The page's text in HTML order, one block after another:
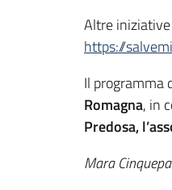
Altre
https://
Il programma
Romagna, in
Predosa,
Mara